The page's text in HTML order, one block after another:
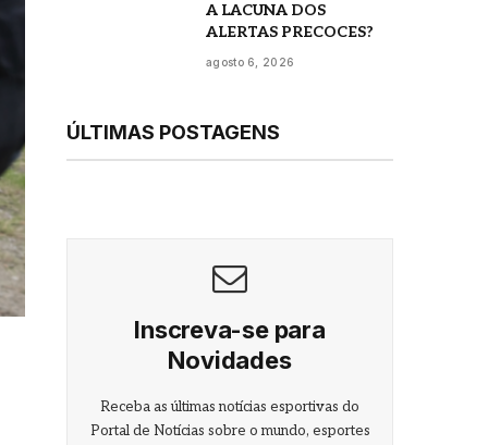
A LACUNA DOS
ALERTAS PRECOCES?
agosto 6, 2026
ÚLTIMAS POSTAGENS
Inscreva-se para
Novidades
Receba as últimas notícias esportivas do
Portal de Notícias sobre o mundo, esportes